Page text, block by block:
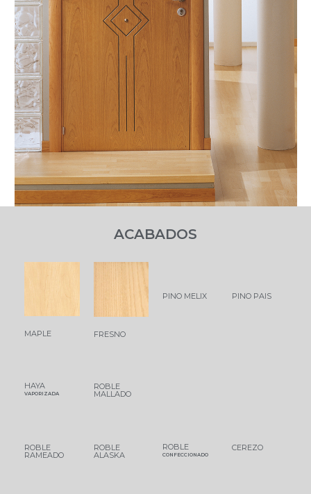
ACABADOS
MAPLE FRESNO
PINO MELIX PINO PAIS
HAYA
VAPORIZADA
ROBLE
MALLADO
ROBLE
RAMEADO
ROBLE
ALASKA
ROBLE
CONFECCIONADO
CEREZO